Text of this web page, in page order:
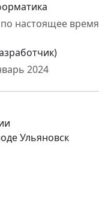
настоящее время
2024
Ульяновск